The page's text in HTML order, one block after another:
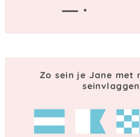
— ·
Zo sein je Jane met
seinvlaggen